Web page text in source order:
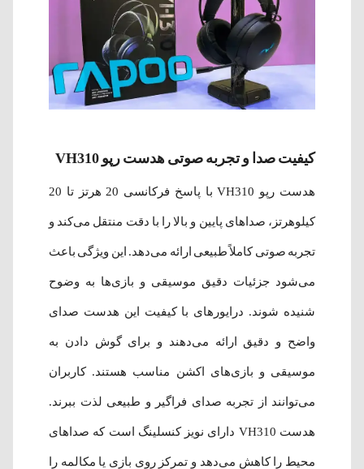
کیفیت صدا و تجربه صوتی هدست رپو VH310
هدست رپو VH310 با پاسخ فرکانسی 20 هرتز تا 20
کیلوهرتز، صداهای پایین و بالا را با دقت منتقل می‌کند و
تجربه صوتی کاملاً طبیعی ارائه می‌دهد. این ویژگی باعث
می‌شود جزئیات دقیق موسیقی و بازی‌ها به وضوح
شنیده شوند. درایورهای با کیفیت این هدست صدای
واضح و دقیق ارائه می‌دهند و برای گوش دادن به
موسیقی و بازی‌های اکشن مناسب هستند. کاربران
می‌توانند از تجربه صدای فراگیر و طبیعی لذت ببرند.
هدست VH310 دارای نویز کنسلینگ است که صداهای
محیط را کاهش می‌دهد و تمرکز روی بازی یا مکالمه را